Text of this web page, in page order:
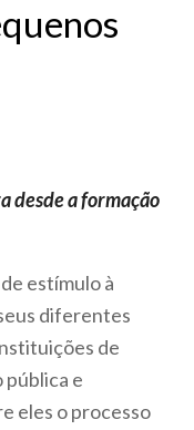
desde a formação
estímulo à
diferentes
de
pública e
eles o processo